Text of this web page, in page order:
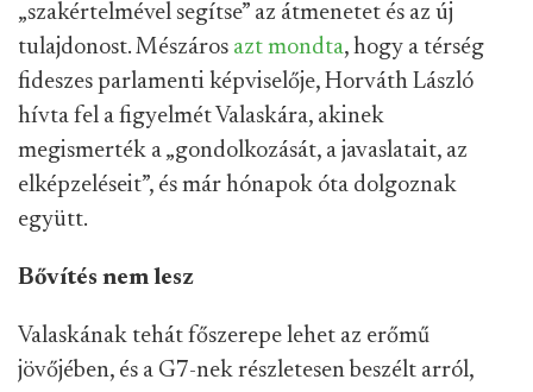
„szakértelmével segítse” az átmenetet és az új
tulajdonost. Mészáros azt mondta, hogy a térség
fideszes parlamenti képviselője, Horváth László
hívta fel a figyelmét Valaskára, akinek
megismerték a „gondolkozását, a javaslatait, az
elképzeléseit”, és már hónapok óta dolgoznak
együtt.
Bővítés nem lesz
Valaskának tehát főszerepe lehet az erőmű
jövőjében, és a G7-nek részletesen beszélt arról,